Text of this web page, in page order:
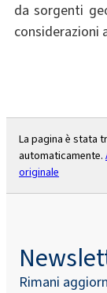
da sorgenti
considerazioni
La pagina è stata
automaticamente.
originale
Rimani